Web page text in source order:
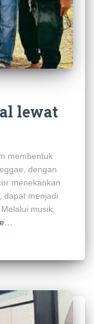
lewat
membentuk
dengan
menekankan
dapat menjadi
musik,